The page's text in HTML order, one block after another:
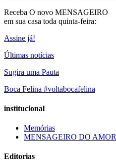
Receba O novo MENSAGEIRO
em sua casa toda quinta-feira:
Assine já!
Últimas notícias
Sugira uma Pauta
Boca Felina #voltabocafelina
institucional
Memórias
MENSAGEIRO DO AMOR
Editorias